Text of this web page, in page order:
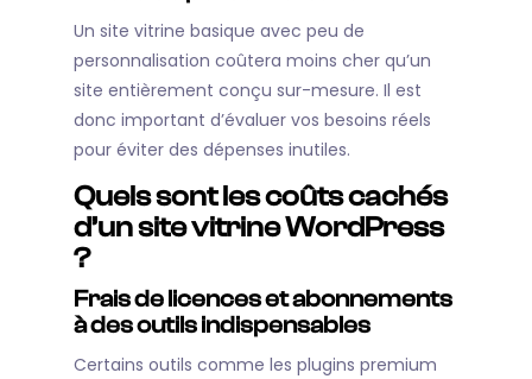
Un site vitrine basique avec peu de
personnalisation coûtera moins cher qu’un
site entièrement conçu sur-mesure. Il est
donc important d’évaluer vos besoins réels
pour éviter des dépenses inutiles.
Quels sont les coûts cachés
d’un site vitrine WordPress
?
Frais de licences et abonnements
à des outils indispensables
Certains outils comme les plugins premium